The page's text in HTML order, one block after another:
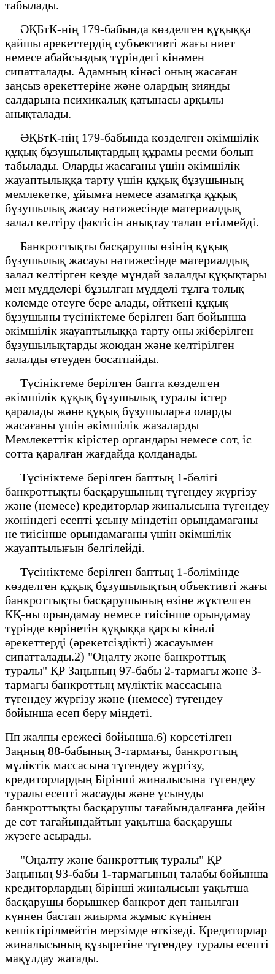
табылады.
ӘҚБтК-нің 179-бабында көзделген құқыққа
қайшы әрекеттердің субъективті жағы ниет
немесе абайсыздық түріндегі кінәмен
сипатталады. Адамның кінәсі оның жасаған
заңсыз әрекеттеріне және олардың зиянды
салдарына психикалық қатынасы арқылы
анықталады.
ӘҚБтК-нің 179-бабында көзделген әкімшілік
құқық бұзушылықтардың құрамы ресми болып
табылады. Оларды жасағаны үшін әкімшілік
жауаптылыққа тарту үшін құқық бұзушының
мемлекетке, ұйымға немесе азаматқа құқық
бұзушылық жасау нәтижесінде материалдық
залал келтіру фактісін анықтау талап етілмейді.
Банкроттықты басқарушы өзінің құқық
бұзушылық жасауы нәтижесінде материалдық
залал келтірген кезде мұндай залалды құқықтары
мен мүдделері бұзылған мүдделі тұлға толық
көлемде өтеуге бере алады, өйткені құқық
бұзушыны түсініктеме берілген бап бойынша
әкімшілік жауаптылыққа тарту оны жіберілген
бұзушылықтарды жоюдан және келтірілген
залалды өтеуден босатпайды.
Түсініктеме берілген бапта көзделген
әкімшілік құқық бұзушылық туралы істер
қаралады және құқық бұзушыларға оларды
жасағаны үшін әкімшілік жазаларды
Мемлекеттік кірістер органдары немесе сот, іс
сотта қаралған жағдайда қолданады.
Түсініктеме берілген баптың 1-бөлігі
банкроттықты басқарушының түгендеу жүргізу
және (немесе) кредиторлар жиналысына түгендеу
жөніндегі есепті ұсыну міндетін орындамағаны
не тиісінше орындамағаны үшін әкімшілік
жауаптылығын белгілейді.
Түсініктеме берілген баптың 1-бөлімінде
көзделген құқық бұзушылықтың объективті жағы
банкроттықты басқарушының өзіне жүктелген
КҚ-ны орындамау немесе тиісінше орындамау
түрінде көрінетін құқыққа қарсы кінәлі
әрекеттерді (әрекетсіздікті) жасауымен
сипатталады.2) "Оңалту және банкроттық
туралы" ҚР Заңының 97-бабы 2-тармағы және 3-
тармағы банкроттың мүліктік массасына
түгендеу жүргізу және (немесе) түгендеу
бойынша есеп беру міндеті.
Пп жалпы ережесі бойынша.6) көрсетілген
Заңның 88-бабының 3-тармағы, банкроттың
мүліктік массасына түгендеу жүргізу,
кредиторлардың Бірінші жиналысына түгендеу
туралы есепті жасауды және ұсынуды
банкроттықты басқарушы тағайындалғанға дейін
де сот тағайындайтын уақытша басқарушы
жүзеге асырады.
"Оңалту және банкроттық туралы" ҚР
Заңының 93-бабы 1-тармағының талабы бойынша
кредиторлардың бірінші жиналысын уақытша
басқарушы борышкер банкрот деп танылған
күннен бастап жиырма жұмыс күнінен
кешіктірілмейтін мерзімде өткізеді. Кредиторлар
жиналысының құзыретіне түгендеу туралы есепті
мақұлдау жатады.